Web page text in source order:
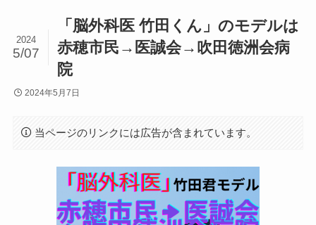
「脳外科医 竹田くん」のモデルは
赤穂市民→医誠会→吹田徳洲会病
院
2024
5/07
2024年5月7日
当ページのリンクには広告が含まれています。